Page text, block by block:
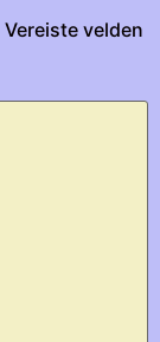
Vereiste velden